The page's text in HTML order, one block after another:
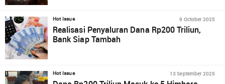
Hot Issue 9 October 2025
Realisasi Penyaluran Dana Rp200 Triliun,
Bank Siap Tambah
Hot Issue 13 September 2025